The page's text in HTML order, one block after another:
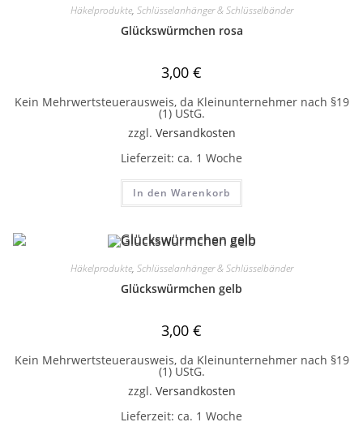
Häkelprodukte, Schlüsselanhänger & Schlüsselbänder
Glückswürmchen rosa
3,00 €
Kein Mehrwertsteuerausweis, da Kleinunternehmer nach §19
(1) UStG.
zzgl. Versandkosten
Lieferzeit: ca. 1 Woche
In den Warenkorb
Häkelprodukte, Schlüsselanhänger & Schlüsselbänder
Glückswürmchen gelb
3,00 €
Kein Mehrwertsteuerausweis, da Kleinunternehmer nach §19
(1) UStG.
zzgl. Versandkosten
Lieferzeit: ca. 1 Woche